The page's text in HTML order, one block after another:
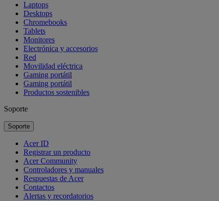
Laptops
Desktops
Chromebooks
Tablets
Monitores
Electrónica y accesorios
Red
Movilidad eléctrica
Gaming portátil
Gaming portátil
Productos sostenibles
Soporte
Soporte
Acer ID
Registrar un producto
Acer Community
Controladores y manuales
Respuestas de Acer
Contactos
Alertas y recordatorios